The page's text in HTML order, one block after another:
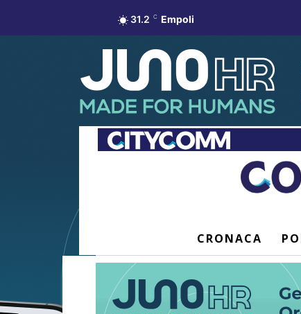
31.2 C Empoli
CRONACA